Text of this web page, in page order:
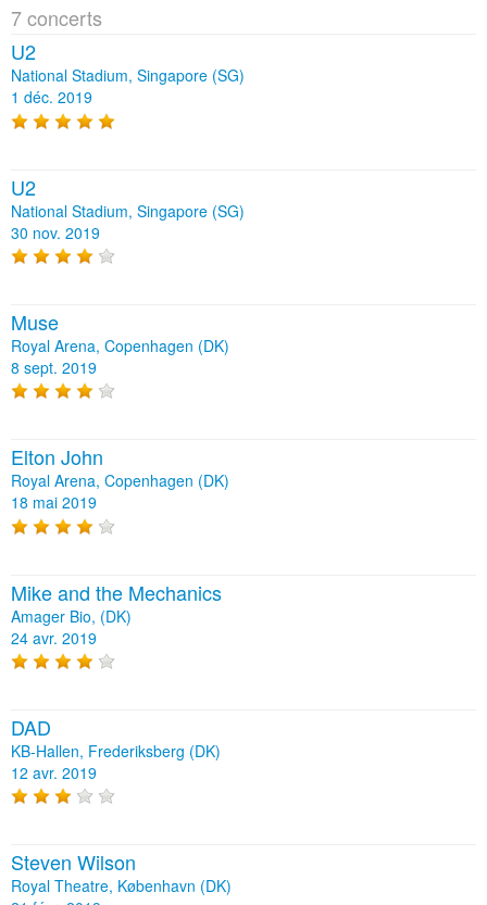
7 concerts
U2
National Stadium, Singapore (SG)
1 déc. 2019
U2
National Stadium, Singapore (SG)
30 nov. 2019
Muse
Royal Arena, Copenhagen (DK)
8 sept. 2019
Elton John
Royal Arena, Copenhagen (DK)
18 mai 2019
Mike and the Mechanics
Amager Bio, (DK)
24 avr. 2019
DAD
KB-Hallen, Frederiksberg (DK)
12 avr. 2019
Steven Wilson
Royal Theatre, København (DK)